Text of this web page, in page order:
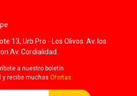
13, Urb Pro - Los Olivos. Av. los
Av. Cordialidad.
a nuestro boletín
y recibe muchas Ofertas: